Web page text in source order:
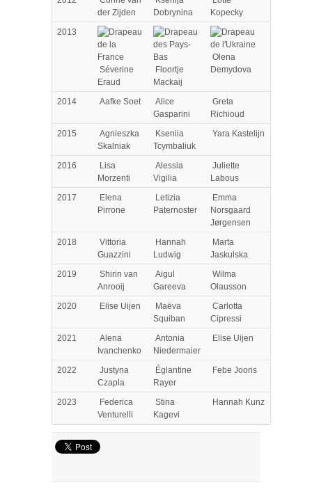
der Zijden
Dobrynina
Kopecky
2013
Séverine
Eraud
Floortje
Mackaij
Olena
Demydova
2014 Aafke Soet
Alice
Gasparini
Greta
Richioud
2015
Agnieszka
Skalniak
Kseniia
Tcymbaliuk
Yara Kastelijn
2016
Lisa
Morzenti
Alessia
Vigilia
Juliette
Labous
2017
Elena
Pirrone
Letizia
Paternoster
Emma
Norsgaard
Jørgensen
2018
Vittoria
Guazzini
Hannah
Ludwig
Marta
Jaskulska
2019
Shirin van
Anrooij
Aigul
Gareeva
Wilma
Olausson
2020
Elise Uijen
Maëva
Squiban
Carlotta
Cipressi
2021
Alena
Ivanchenko
Antonia
Niedermaier
Elise Uijen
2022
Justyna
Czapla
Églantine
Rayer
Febe Jooris
2023
Federica
Venturelli
Stina
Kagevi
Hannah Kunz